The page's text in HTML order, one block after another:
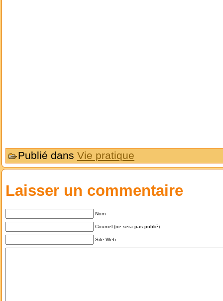
Publié dans Vie pratique
Laisser un commentaire
Nom
Courriel (ne sera pas publié)
Site Web